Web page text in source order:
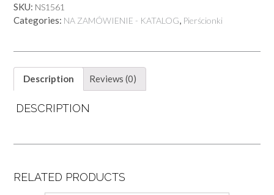
SKU: NS1561
Categories: NA ZAMÓWIENIE - KATALOG, Pierścionki
Description Reviews (0)
DESCRIPTION
RELATED PRODUCTS